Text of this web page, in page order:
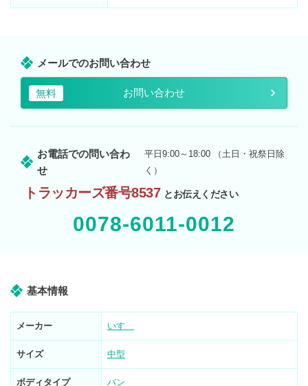
メールでのお問い合わせ
無料 お問い合わせ
お電話での問い合わ
せ
平日9:00～18:00 （土日・祝祭日除
く）
トラッカーズ番号8537 とお伝えください
0078-6011-0012
基本情報
メーカー いすゞ
サイズ 中型
ボディタイプ バン